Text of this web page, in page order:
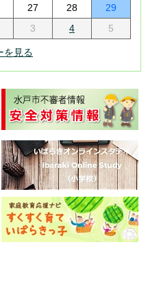
27 28
29
3 4 5
を見る